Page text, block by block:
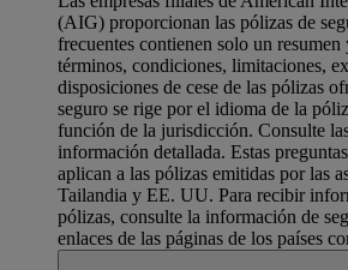
(AIG) proporcionan las pólizas de
frecuentes contienen solo un
términos, condiciones, limitaciones,
disposiciones de cese de las pólizas
seguro se rige por el idioma de la
función de la jurisdicción. Consulte
información detallada. Estas
aplican a las pólizas emitidas por las
Tailandia y EE. UU. Para recibir
pólizas, consulte la información de
enlaces de las páginas de los países